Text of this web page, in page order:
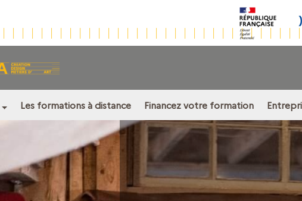
Les formations à distance Financez votre formation